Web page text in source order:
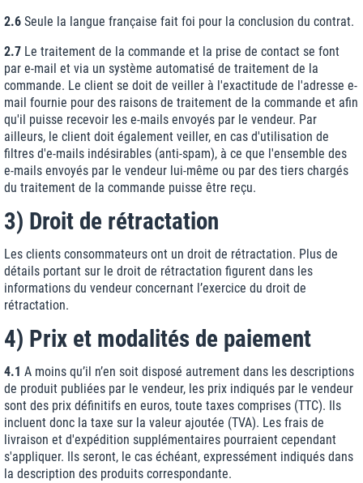
2.6 Seule la langue française fait foi pour la conclusion du contrat.
2.7 Le traitement de la commande et la prise de contact se font
par e-mail et via un système automatisé de traitement de la
commande. Le client se doit de veiller à l'exactitude de l'adresse e-
mail fournie pour des raisons de traitement de la commande et afin
qu'il puisse recevoir les e-mails envoyés par le vendeur. Par
ailleurs, le client doit également veiller, en cas d'utilisation de
filtres d'e-mails indésirables (anti-spam), à ce que l'ensemble des
e-mails envoyés par le vendeur lui-même ou par des tiers chargés
du traitement de la commande puisse être reçu.
3) Droit de rétractation
Les clients consommateurs ont un droit de rétractation. Plus de
détails portant sur le droit de rétractation figurent dans les
informations du vendeur concernant l’exercice du droit de
rétractation.
4) Prix et modalités de paiement
4.1 A moins qu’il n’en soit disposé autrement dans les descriptions
de produit publiées par le vendeur, les prix indiqués par le vendeur
sont des prix définitifs en euros, toute taxes comprises (TTC). Ils
incluent donc la taxe sur la valeur ajoutée (TVA). Les frais de
livraison et d'expédition supplémentaires pourraient cependant
s'appliquer. Ils seront, le cas échéant, expressément indiqués dans
la description des produits correspondante.